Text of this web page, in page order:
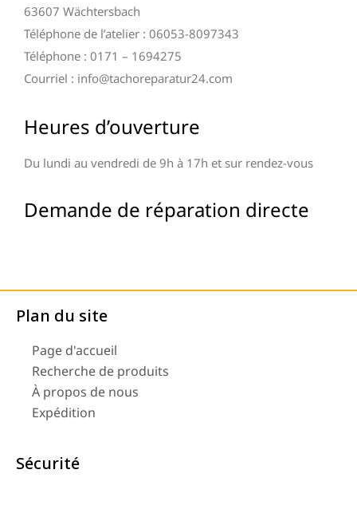
63607 Wächtersbach
Téléphone de l’atelier : 06053-8097343
Téléphone : 0171 – 1694275
Courriel : info@tachoreparatur24.com
Heures d’ouverture
Du lundi au vendredi de 9h à 17h et sur rendez-vous
Demande de réparation directe
Plan du site
Page d'accueil
Recherche de produits
À propos de nous
Expédition
Sécurité